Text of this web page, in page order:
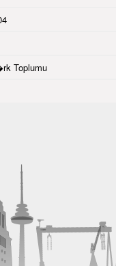
Toplumu